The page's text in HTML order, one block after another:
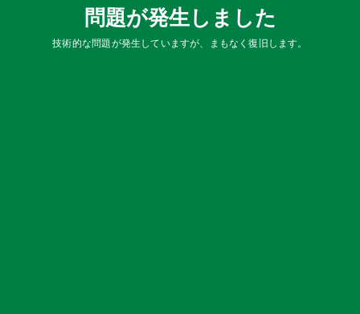
問題が発生しました
技術的な問題が発生していますが、まもなく復旧します。